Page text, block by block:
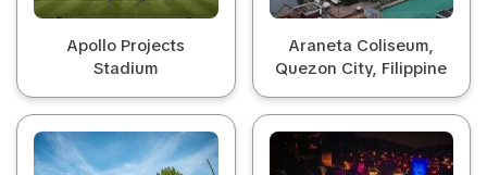
Apollo Projects
Stadium
Araneta Coliseum,
Quezon City, Filippine